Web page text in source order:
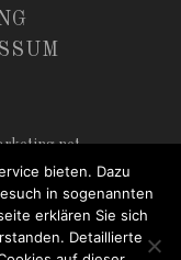
bieten. Dazu
in sogenannten
erklären Sie sich
Detaillierte